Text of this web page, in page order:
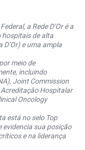
a Rede D’Or é a
hospitais de alta
e uma ampla
meio de
incluindo
Joint Commission
Hospitalar
Oncology
está no selo Top
evidencia sua posição
e na liderança